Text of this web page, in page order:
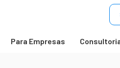
Para Empresas